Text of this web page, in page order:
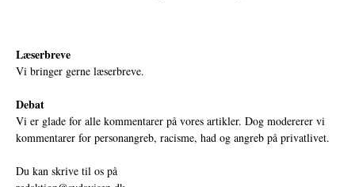
Læserbreve
Vi bringer gerne læserbreve.
Debat
Vi er glade for alle kommentarer på vores artikler. Dog modererer vi
kommentarer for personangreb, racisme, had og angreb på privatlivet.
Du kan skrive til os på